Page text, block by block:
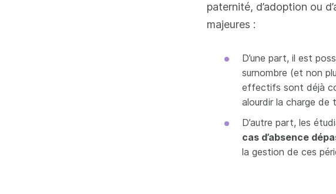
paternité, d’adoption ou
majeures :
D’une part, il est
surnombre (et non
effectifs sont déjà
alourdir la charge de
D’autre part, les
cas d’absence
la gestion de ces